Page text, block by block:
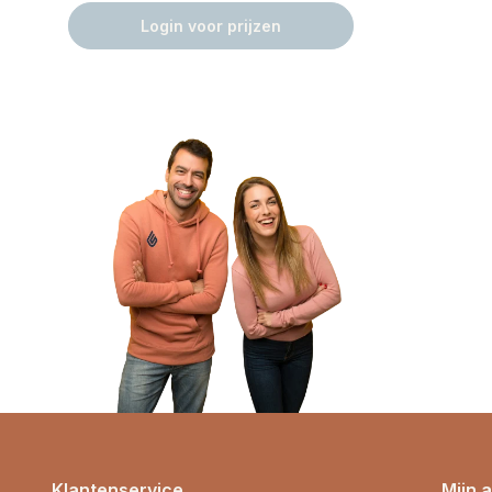
Login voor prijzen